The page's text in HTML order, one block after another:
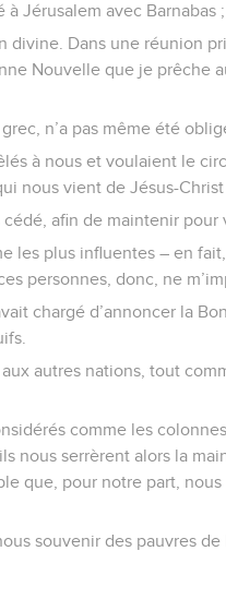
Jérusalem avec
divine. Dans une réunion
Nouvelle que je prêche
n’a pas même été
à nous et voulaient le
nous vient de Jésus-
afin de maintenir
les plus influentes – en
personnes, donc, ne
chargé d’annoncer la
autres nations, tout
comme les
nous serrèrent alors la
que, pour notre part,
souvenir des pauvres de